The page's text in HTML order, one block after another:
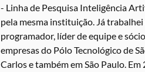
- Linha de Pesquisa Inteligência
pela mesma instituição. Já
programador, líder de equipe e
empresas do Pólo Tecnológico de
Carlos e também em São Paulo. Em